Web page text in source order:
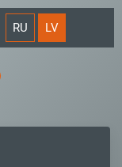
RU LV